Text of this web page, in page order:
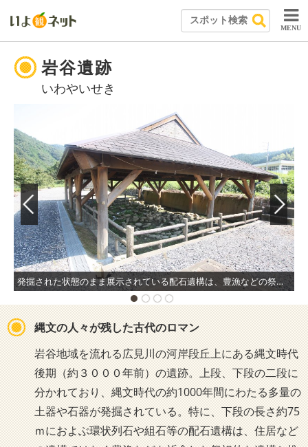
MENU
岩谷遺跡
いわやいせき
発掘された状態のまま展示されている配石遺構は、豊漁などの祭祀の場であったと推測されている。
縄文の人々が残した古代のロマン
岩谷地域を流れる広見川の河岸段丘上にある縄文時代
後期（約３０００年前）の遺跡。上段、下段の二段に
分かれており、縄文時代の約1000年間にわたる多量の
土器や石器が発掘されている。特に、下段の長さ約75
ｍにおよぶ環状列石や組石等の配石遺構は、住居など